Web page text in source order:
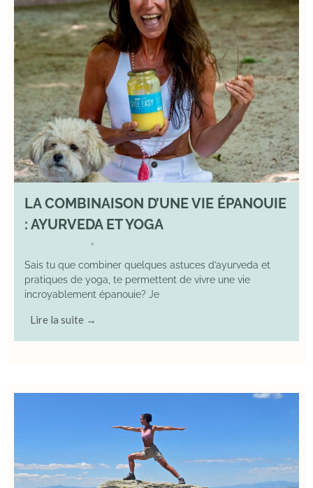
LA COMBINAISON D’UNE VIE ÉPANOUIE
: AYURVEDA ET YOGA
•
Sais tu que combiner quelques astuces d’ayurveda et
pratiques de yoga, te permettent de vivre une vie
incroyablement épanouie? Je
Lire la suite →